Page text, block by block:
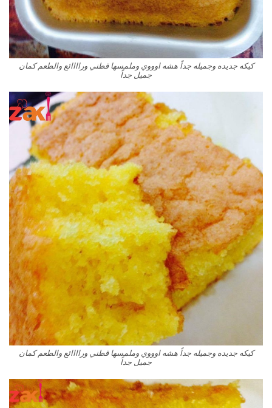
كيكه جديده وجميله جداً هشه اوووي وملمسها قطني وراااائع والطعم كمان
جميل جداً
كيكه جديده وجميله جداً هشه اوووي وملمسها قطني وراااائع والطعم كمان
جميل جداً